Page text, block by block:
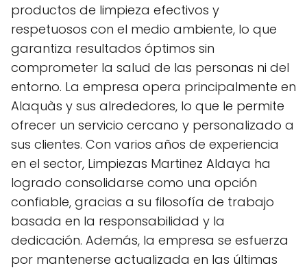
productos de limpieza efectivos y
respetuosos con el medio ambiente, lo que
garantiza resultados óptimos sin
comprometer la salud de las personas ni del
entorno. La empresa opera principalmente en
Alaquàs y sus alrededores, lo que le permite
ofrecer un servicio cercano y personalizado a
sus clientes. Con varios años de experiencia
en el sector, Limpiezas Martinez Aldaya ha
logrado consolidarse como una opción
confiable, gracias a su filosofía de trabajo
basada en la responsabilidad y la
dedicación. Además, la empresa se esfuerza
por mantenerse actualizada en las últimas